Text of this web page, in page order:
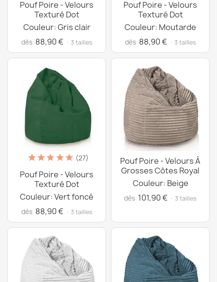
Pouf Poire - Velours
Texturé Dot
Couleur: Gris clair
dès 88,90 € · 3 tailles
Pouf Poire - Velours
Texturé Dot
Couleur: Moutarde
dès 88,90 € · 3 tailles
(27)
Pouf Poire - Velours
Texturé Dot
Couleur: Vert foncé
dès 88,90 € · 3 tailles
Pouf Poire - Velours À
Grosses Côtes Royal
Couleur: Beige
dès 101,90 € · 3 tailles